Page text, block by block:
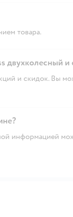
товара.
двухколесный и
и скидок. Вы
информацией